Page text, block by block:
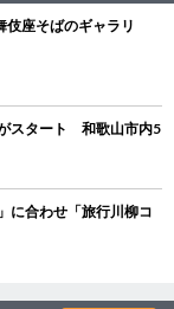
座そばのギャラリ
スタート 和歌山市内5
に合わせ「旅行川柳コ